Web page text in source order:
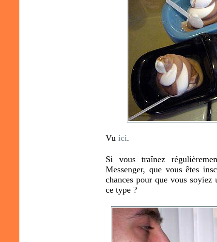
Vu ici.
Si vous traînez
Messenger, que vous êtes
chances pour que vous
ce type ?